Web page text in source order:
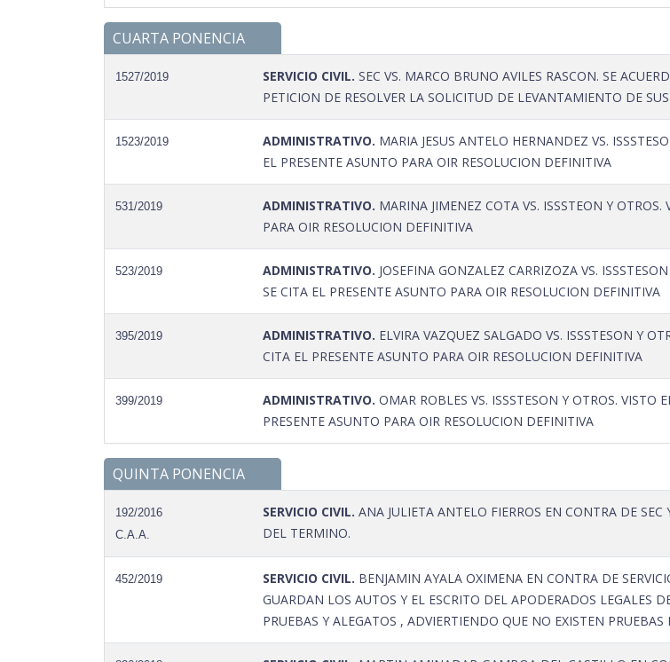
CUARTA PONENCIA
1527/2019 SERVICIO CIVIL. SEC VS. MARCO BRUNO AVILES RASCON. SE
PETICION DE RESOLVER LA SOLICITUD DE LEVANTAMIENTO DE
1523/2019 ADMINISTRATIVO. MARIA JESUS ANTELO HERNANDEZ VS.
EL PRESENTE ASUNTO PARA OIR RESOLUCION DEFINITIVA
531/2019 ADMINISTRATIVO. MARINA JIMENEZ COTA VS. ISSSTEON Y
PARA OIR RESOLUCION DEFINITIVA
523/2019 ADMINISTRATIVO. JOSEFINA GONZALEZ CARRIZOZA VS.
SE CITA EL PRESENTE ASUNTO PARA OIR RESOLUCION DEFINITIVA
395/2019 ADMINISTRATIVO. ELVIRA VAZQUEZ SALGADO VS. ISSSTESON Y
CITA EL PRESENTE ASUNTO PARA OIR RESOLUCION DEFINITIVA
399/2019 ADMINISTRATIVO. OMAR ROBLES VS. ISSSTESON Y OTROS. VISTO
PRESENTE ASUNTO PARA OIR RESOLUCION DEFINITIVA
QUINTA PONENCIA
192/2016
C.A.A.
SERVICIO CIVIL. ANA JULIETA ANTELO FIERROS EN CONTRA DE
DEL TERMINO.
452/2019 SERVICIO CIVIL. BENJAMIN AYALA OXIMENA EN CONTRA DE
GUARDAN LOS AUTOS Y EL ESCRITO DEL APODERADOS LEGALES
PRUEBAS Y ALEGATOS , ADVIERTIENDO QUE NO EXISTEN